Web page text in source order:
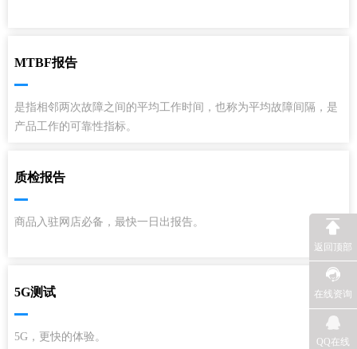
MTBF报告
是指相邻两次故障之间的平均工作时间，也称为平均故障间隔，是
产品工作的可靠性指标。
质检报告
商品入驻网店必备，最快一日出报告。
5G测试
5G，更快的体验。
返回顶部
在线资询
QQ在线